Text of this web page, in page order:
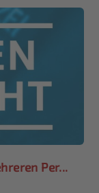
Per...